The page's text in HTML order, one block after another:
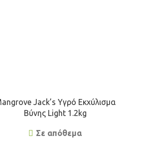
Jack’s Υγρό Εκχύλισμα
Βύνης Light 1.2kg
Σε απόθεμα